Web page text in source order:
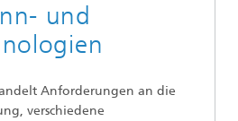
und
Anforderungen an die
verschiedene